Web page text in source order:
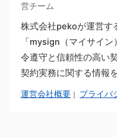
営チーム
株式会社pekoが運営す
「mysign（マイサイ
令遵守と信頼性の高い
契約実務に関する情報
運営会社概要 ｜ プライバ